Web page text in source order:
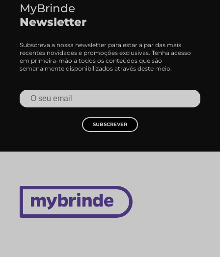
MyBrinde
Newsletter
Subscreva a nossa newsletter para estar a par das mais
recentes novidades e promoções exclusivas. Tenha acesso
em primeira-mão a todos os conteúdos que são
semanalmente disponibilizados através deste meio.
SUBSCREVER